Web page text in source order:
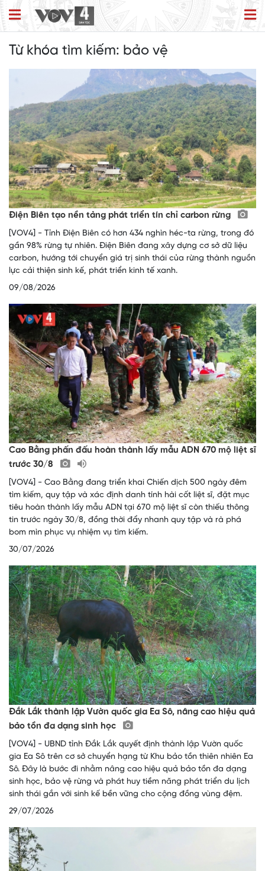
Từ khóa tìm kiếm: bảo vệ
Điện Biên tạo nền tảng phát triển tín chỉ carbon rừng
[VOV4] - Tỉnh Điện Biên có hơn 434 nghìn héc-ta rừng, trong đó
gần 98% rừng tự nhiên. Điện Biên đang xây dựng cơ sở dữ liệu
carbon, hướng tới chuyển giá trị sinh thái của rừng thành nguồn
lực cải thiện sinh kế, phát triển kinh tế xanh.
09/08/2026
Cao Bằng phấn đấu hoàn thành lấy mẫu ADN 670 mộ liệt sĩ
trước 30/8
[VOV4] - Cao Bằng đang triển khai Chiến dịch 500 ngày đêm
tìm kiếm, quy tập và xác định danh tính hài cốt liệt sĩ, đặt mục
tiêu hoàn thành lấy mẫu ADN tại 670 mộ liệt sĩ còn thiếu thông
tin trước ngày 30/8, đồng thời đẩy nhanh quy tập và rà phá
bom mìn phục vụ nhiệm vụ tìm kiếm.
30/07/2026
Đắk Lắk thành lập Vườn quốc gia Ea Sô, nâng cao hiệu quả
bảo tồn đa dạng sinh học
[VOV4] - UBND tỉnh Đắk Lắk quyết định thành lập Vườn quốc
gia Ea Sô trên cơ sở chuyển hạng từ Khu bảo tồn thiên nhiên Ea
Sô. Đây là bước đi nhằm nâng cao hiệu quả bảo tồn đa dạng
sinh học, bảo vệ rừng và phát huy tiềm năng phát triển du lịch
sinh thái gắn với sinh kế bền vững cho cộng đồng vùng đệm.
29/07/2026